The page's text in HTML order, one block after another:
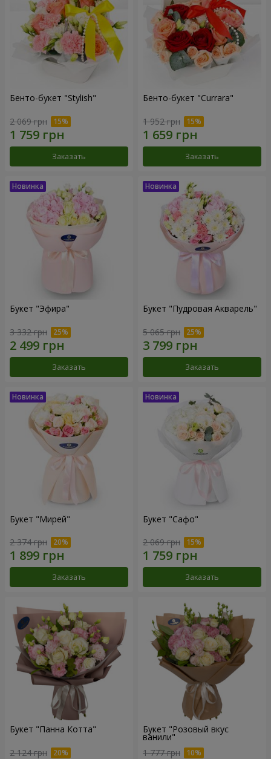
Бенто-букет "Stylish"
2 069 грн
Заказать
Бенто-букет "Currara"
1 952 грн
Заказать
Букет "Эфира"
3 332 грн
Заказать
Букет "Пудровая Акварель"
5 065 грн
Заказать
Букет "Мирей"
2 374 грн
Заказать
Букет "Сафо"
2 069 грн
Заказать
Букет "Панна Котта"
2 124 грн
Букет "Розовый вкус
ванили"
1 777 грн